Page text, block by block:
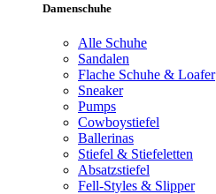
Damenschuhe
Alle Schuhe
Sandalen
Flache Schuhe & Loafer
Sneaker
Pumps
Cowboystiefel
Ballerinas
Stiefel & Stiefeletten
Absatzstiefel
Fell-Styles & Slipper